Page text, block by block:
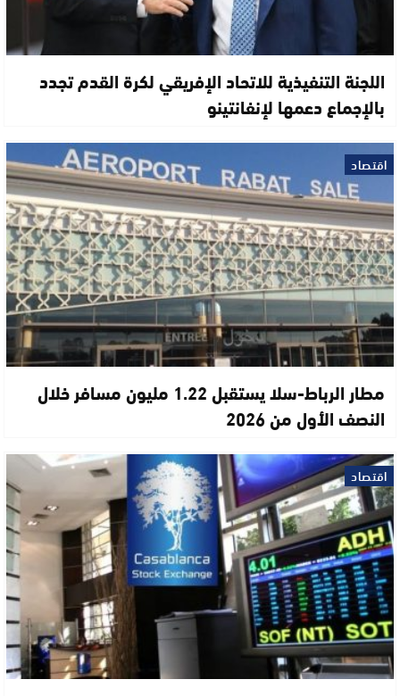
اللجنة التنفيذية للاتحاد الإفريقي لكرة القدم تجدد
بالإجماع دعمها لإنفانتينو
اقتصاد
مطار الرباط-سلا يستقبل 1.22 مليون مسافر خلال
النصف الأول من 2026
اقتصاد